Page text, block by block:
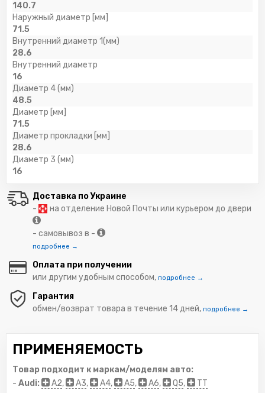
140.7
Наружный диаметр [мм]
71.5
Внутренний диаметр 1(мм)
28.6
Внутренний диаметр
16
Диаметр 4 (мм)
48.5
Диаметр [мм]
71.5
Диаметр прокладки [мм]
28.6
Диаметр 3 (мм)
16
Доставка по Украине
-
на отделение Новой Почты или курьером до двери
- самовывоз в -
подробнее →
Оплата при получении
или другим удобным способом, подробнее →
Гарантия
обмен/возврат товара в течение 14 дней, подробнее →
ПРИМЕНЯЕМОСТЬ
Товар подходит к маркам/моделям авто:
- Audi: A2, A3, A4, A5, A6, Q5,
TT